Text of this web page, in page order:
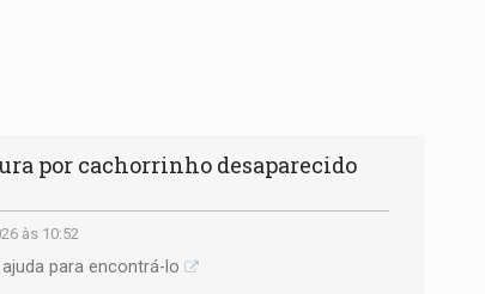
por cachorrinho desaparecido
às 10:52
para encontrá-lo